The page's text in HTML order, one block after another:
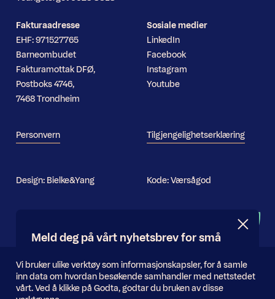
Fakturaadresse
EHF: 971527765
Barneombudet
Fakturamottak DFØ,
Postboks 4746,
7468 Trondheim
Personvern
Sosiale medier
LinkedIn
Facebook
Instagram
Youtube
Tilgjengelighetserklæring
Design: Bielke&Yang Kode:Værsågod
Informasjonskapsler
Vi bruker ulike verktøy som informasjonskapsler, for å samle
inn data om hvordan besøkende samhandler med nettstedet
vårt. Ved å klikke på Godta, godtar du bruken av disse
Meld deg på vårt nyhetsbrev for små
E-
Send inn